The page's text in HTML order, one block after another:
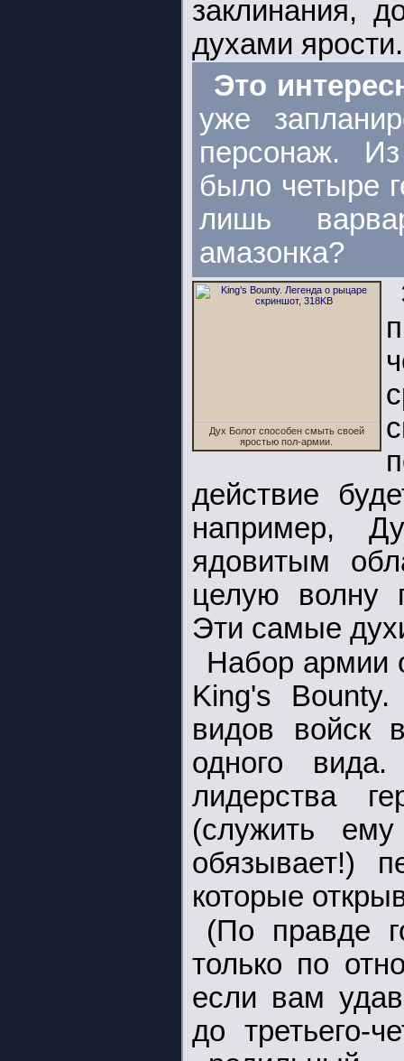
заклинания,
духами ярости.
Это
уже
персонаж.
было четыре
лишь
амазонка?
Дух Болот способен смыть своей
яростью пол-армии.
действие
например,
ядовитым
целую волну
Эти самые
Набор армии
King's Bounty.
видов войск
одного
лидерства
(служить
обязывает!)
которые
(По правде
только по
если вам
до третьего-